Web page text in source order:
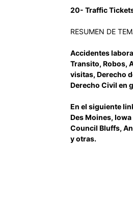
20- Traffic
RESUMEN DE
Accidentes
Transito, Robos,
visitas, Derecho
Derecho Civil en
En el siguiente
Des Moines,
Council Bluffs,
y otras.